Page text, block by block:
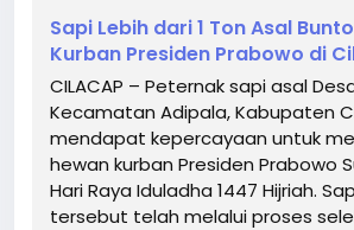
“Dari peternak Bunton Adipala, tim
akhirnya dapat di situ lagi. Jenisnya
Limousin, dengan berat lebih dari
Rabu (13/5/2026).
Sapi Lebih dari 1 Ton Asal
Kurban Presiden Prabowo di
CILACAP – Peternak sapi asal
Kecamatan Adipala, Kabupaten
mendapat kepercayaan untuk
hewan kurban Presiden Prabowo
Hari Raya Iduladha 1447 Hijriah.
tersebut telah melalui proses